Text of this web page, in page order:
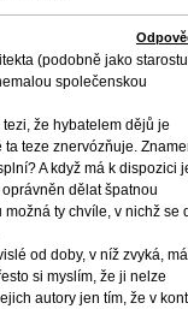
(podobně jako
společenskou
že hybatelem dějů je
teze znervózňuje.
A když má k dispozici
dělat špatnou
ty chvíle, v nichž se
od doby, v níž zvyká,
si myslím, že ji nelze
autory jen tím, že v